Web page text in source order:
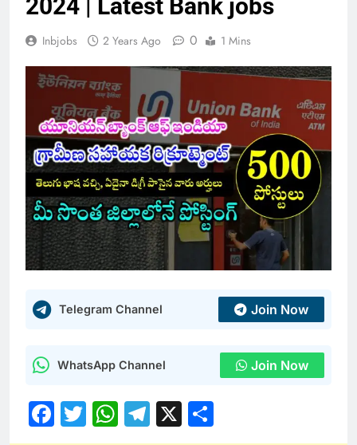
2024 | Latest Bank jobs
Inbjobs 2 Years Ago 0 1 Mins
Telegram Channel Join Now
WhatsApp Channel Join Now
Facebook
Twitter
WhatsApp
Telegram
X